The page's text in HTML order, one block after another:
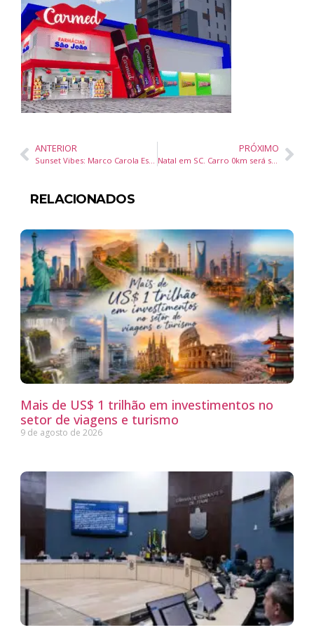
ANTERIOR
Sunset Vibes: Marco Carola Estreia no Surreal Park em 3 de Novembro
PRÓXIMO
Natal em SC. Carro 0km será sorteado em shopping de Itapema
RELACIONADOS
Mais de US$ 1 trilhão em investimentos no
setor de viagens e turismo
9 de agosto de 2026